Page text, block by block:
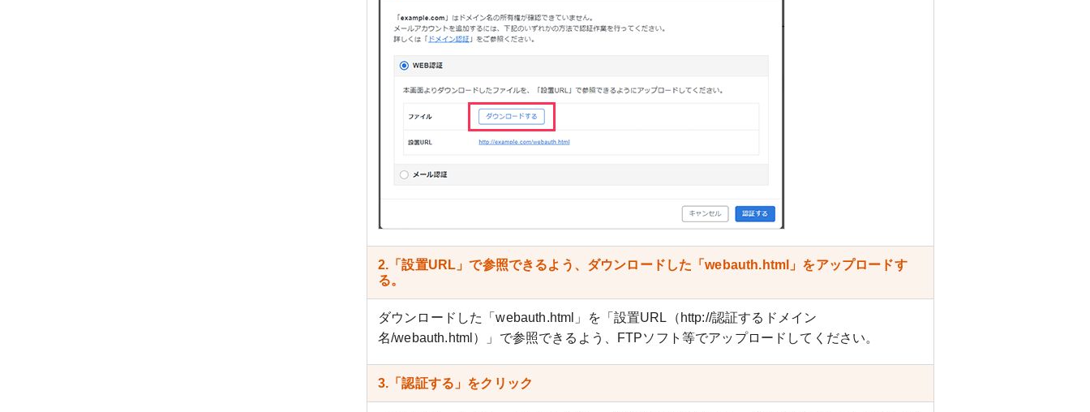
2.「設置URL」で参照できるよう、ダウンロードした「webauth.html」をアップロードす
る。
ダウンロードした「webauth.html」を「設置URL（http://認証するドメイン
名/webauth.html）」で参照できるよう、FTPソフト等でアップロードしてください。
3.「認証する」をクリック